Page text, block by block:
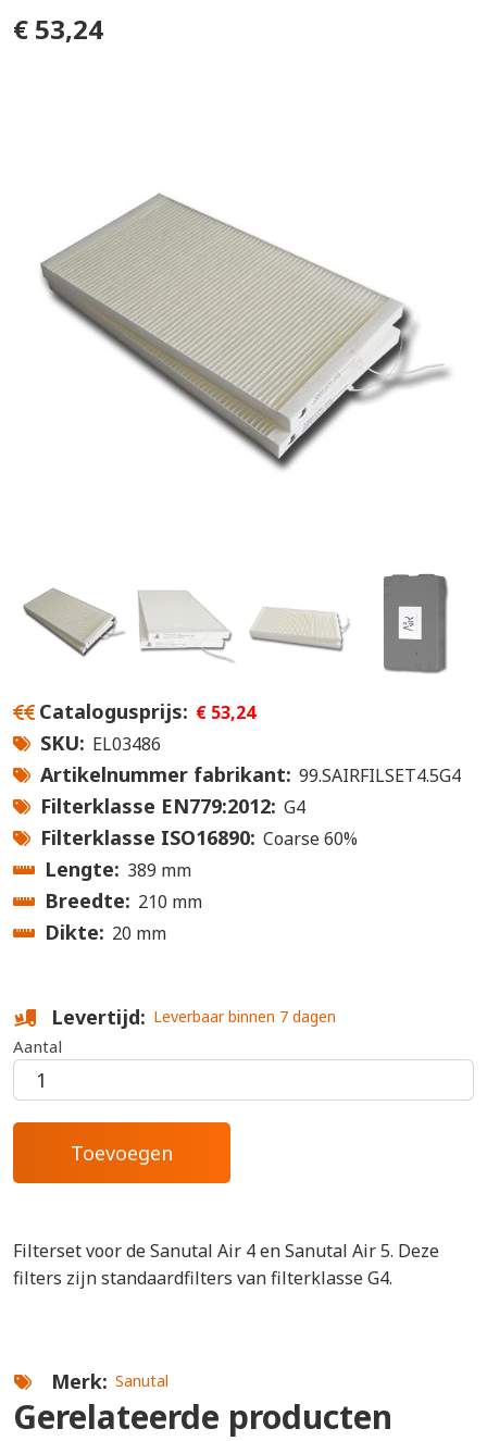
€ 53,24
Catalogusprijs € 53,24
SKU EL03486
Artikelnummer fabrikant 99.SAIRFILSET4.5G4
Filterklasse EN779:2012 G4
Filterklasse ISO16890 Coarse 60%
Lengte 389 mm
Breedte 210 mm
Dikte 20 mm
Levertijd Leverbaar binnen 7 dagen
Aantal
Filterset voor de Sanutal Air 4 en Sanutal Air 5. Deze
filters zijn standaardfilters van filterklasse G4.
Merk Sanutal
Gerelateerde producten